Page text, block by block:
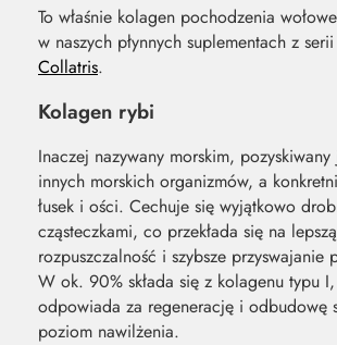
To właśnie kolagen pochodzenia
w naszych płynnych suplementach z serii
Collatris.
Kolagen rybi
Inaczej nazywany morskim,
innych morskich organizmów, a
łusek i ości. Cechuje się wyjątkowo
cząsteczkami, co przekłada się na lepszą
rozpuszczalność i szybsze przyswajanie
W ok. 90% składa się z kolagenu typu
odpowiada za regenerację i odbudowę
poziom nawilżenia.